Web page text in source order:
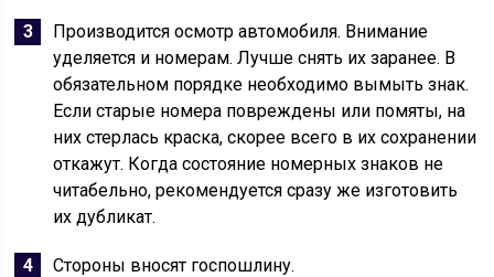
Производится осмотр автомобиля. Внимание
уделяется и номерам. Лучше снять их заранее. В
обязательном порядке необходимо вымыть знак.
Если старые номера повреждены или помяты, на
них стерлась краска, скорее всего в их сохранении
откажут. Когда состояние номерных знаков не
читабельно, рекомендуется сразу же изготовить
их дубликат.
Стороны вносят госпошлину.